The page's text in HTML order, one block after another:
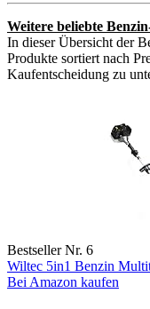
Weitere beliebte
In dieser Übersicht der
Produkte sortiert nach
Kaufentscheidung zu
Bestseller Nr. 6
Wiltec 5in1 Benzin
Bei Amazon kaufen